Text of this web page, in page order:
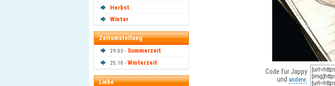
Herbst
Winter
Zeitumstellung
29.03 - Sommerzeit
25.10 - Winterzeit
Liebe
Code für Jappy
und andere: